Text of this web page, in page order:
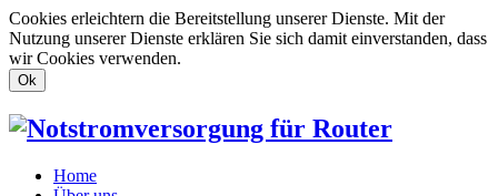
Cookies erleichtern die Bereitstellung unserer Dienste. Mit der
Nutzung unserer Dienste erklären Sie sich damit einverstanden, dass
wir Cookies verwenden.
Ok
Home